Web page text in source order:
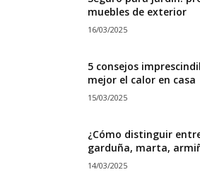
muebles de exterior
16/03/2025
5 consejos
mejor el calor en casa
15/03/2025
¿Cómo distinguir
garduña, marta,
14/03/2025